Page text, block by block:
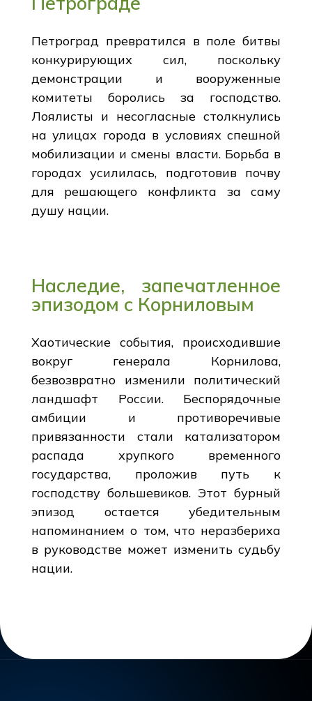
Петроград превратился в поле битвы
конкурирующих сил, поскольку
демонстрации и вооруженные
комитеты боролись за господство.
Лоялисты и несогласные столкнулись
на улицах города в условиях спешной
мобилизации и смены власти. Борьба в
городах усилилась, подготовив почву
для решающего конфликта за саму
душу нации.
Наследие, запечатленное
эпизодом с Корниловым
Хаотические события, происходившие
вокруг генерала Корнилова,
безвозвратно изменили политический
ландшафт России. Беспорядочные
амбиции и противоречивые
привязанности стали катализатором
распада хрупкого временного
государства, проложив путь к
господству большевиков. Этот бурный
эпизод остается убедительным
напоминанием о том, что неразбериха
в руководстве может изменить судьбу
нации.